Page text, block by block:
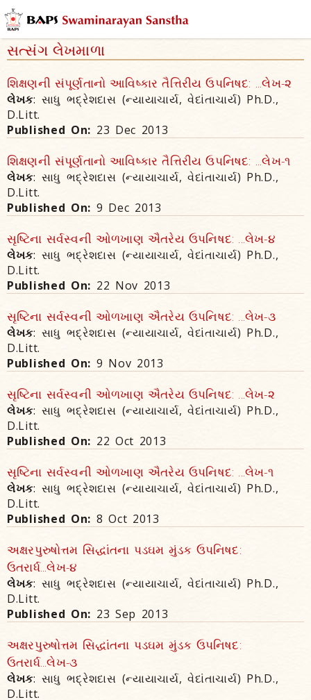
સત્સંગ લેખમાળા
શિક્ષણની સંપૂર્ણતાનો આવિષ્કાર તૈત્તિરીય ઉપનિષદ: ...લેખ-૨
લેખક: સાધુ ભદ્રેશદાસ (ન્યાયાચાર્ય, વેદાંતાચાર્ય) Ph.D.,
D.Litt.
Published On: 23 Dec 2013
શિક્ષણની સંપૂર્ણતાનો આવિષ્કાર તૈત્તિરીય ઉપનિષદ: ...લેખ-૧
લેખક: સાધુ ભદ્રેશદાસ (ન્યાયાચાર્ય, વેદાંતાચાર્ય) Ph.D.,
D.Litt.
Published On: 9 Dec 2013
સૃષ્ટિના સર્વસ્વની ઓળખાણ ઐતરેય ઉપનિષદ: ...લેખ-૪
લેખક: સાધુ ભદ્રેશદાસ (ન્યાયાચાર્ય, વેદાંતાચાર્ય) Ph.D.,
D.Litt.
Published On: 22 Nov 2013
સૃષ્ટિના સર્વસ્વની ઓળખાણ ઐતરેય ઉપનિષદ: ...લેખ-૩
લેખક: સાધુ ભદ્રેશદાસ (ન્યાયાચાર્ય, વેદાંતાચાર્ય) Ph.D.,
D.Litt.
Published On: 9 Nov 2013
સૃષ્ટિના સર્વસ્વની ઓળખાણ ઐતરેય ઉપનિષદ: ...લેખ-૨
લેખક: સાધુ ભદ્રેશદાસ (ન્યાયાચાર્ય, વેદાંતાચાર્ય) Ph.D.,
D.Litt.
Published On: 22 Oct 2013
સૃષ્ટિના સર્વસ્વની ઓળખાણ ઐતરેય ઉપનિષદ: ...લેખ-૧
લેખક: સાધુ ભદ્રેશદાસ (ન્યાયાચાર્ય, વેદાંતાચાર્ય) Ph.D.,
D.Litt.
Published On: 8 Oct 2013
અક્ષરપુરુષોત્તમ સિદ્ધાંતના પડઘમ મુંડક ઉપનિષદ:
ઉતરાર્ધ...લેખ-૪
લેખક: સાધુ ભદ્રેશદાસ (ન્યાયાચાર્ય, વેદાંતાચાર્ય) Ph.D.,
D.Litt.
Published On: 23 Sep 2013
અક્ષરપુરુષોત્તમ સિદ્ધાંતના પડઘમ મુંડક ઉપનિષદ:
ઉતરાર્ધ...લેખ-૩
લેખક: સાધુ ભદ્રેશદાસ (ન્યાયાચાર્ય, વેદાંતાચાર્ય) Ph.D.,
D.Litt.